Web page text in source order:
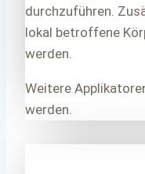
durchzuführen.
lokal betroffene
werden.
Weitere
werden.